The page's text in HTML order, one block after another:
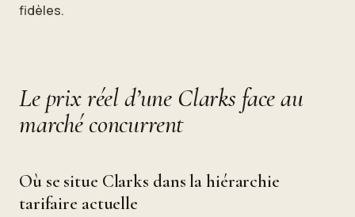
fidèles.
Le prix réel d’une Clarks face au
marché concurrent
Où se situe Clarks dans la hiérarchie
tarifaire actuelle